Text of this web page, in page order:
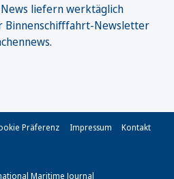
liefern werktäglich
Binnenschifffahrt-Newsletter
Maritime Journal
Präferenz Impressum
Kontakt